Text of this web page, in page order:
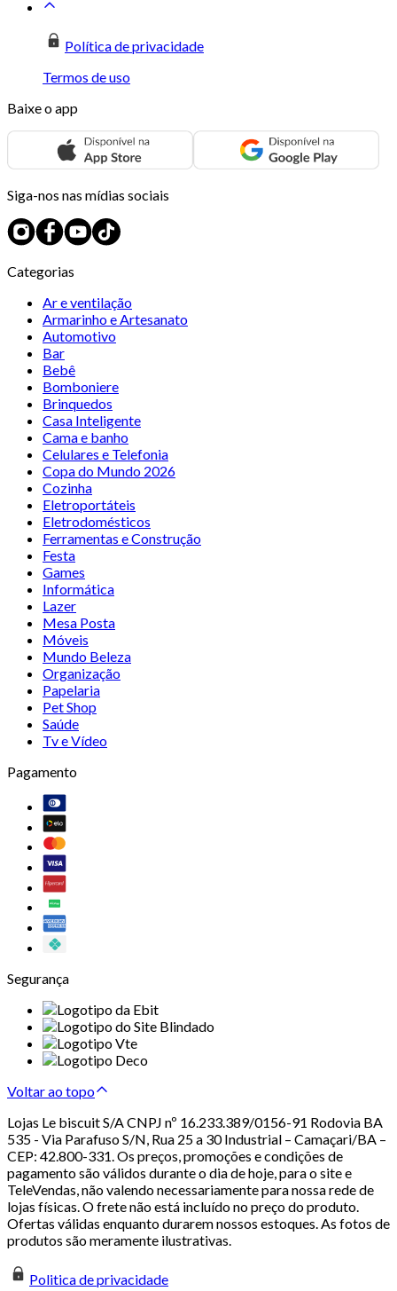
Política de privacidade
Termos de uso
Baixe o app
Siga-nos nas mídias sociais
Categorias
Ar e ventilação
Armarinho e Artesanato
Automotivo
Bar
Bebê
Bomboniere
Brinquedos
Casa Inteligente
Cama e banho
Celulares e Telefonia
Copa do Mundo 2026
Cozinha
Eletroportáteis
Eletrodomésticos
Ferramentas e Construção
Festa
Games
Informática
Lazer
Mesa Posta
Móveis
Mundo Beleza
Organização
Papelaria
Pet Shop
Saúde
Tv e Vídeo
Pagamento
Segurança
Voltar ao topo
Lojas Le biscuit S/A CNPJ nº 16.233.389/0156-91 Rodovia BA
535 - Via Parafuso S/N, Rua 25 a 30 Industrial – Camaçari/BA –
CEP: 42.800-331. Os preços, promoções e condições de
pagamento são válidos durante o dia de hoje, para o site e
TeleVendas, não valendo necessariamente para nossa rede de
lojas físicas. O frete não está incluído no preço do produto.
Ofertas válidas enquanto durarem nossos estoques. As fotos de
produtos são meramente ilustrativas.
Politica de privacidade